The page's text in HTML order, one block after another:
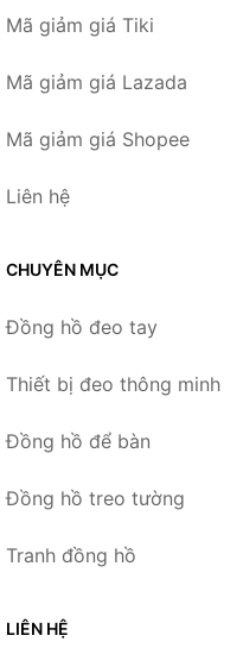
Mã giảm giá Tiki
Mã giảm giá Lazada
Mã giảm giá Shopee
Liên hệ
CHUYÊN MỤC
Đồng hồ đeo tay
Thiết bị đeo thông minh
Đồng hồ để bàn
Đồng hồ treo tường
Tranh đồng hồ
LIÊN HỆ